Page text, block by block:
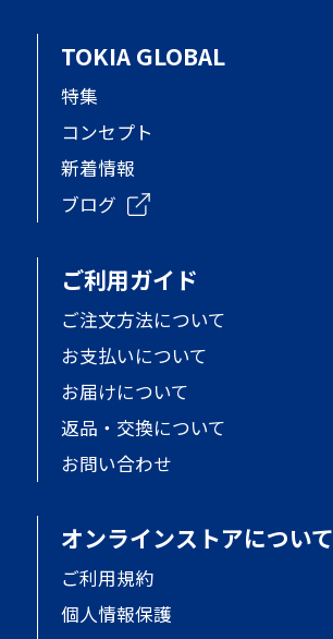
TOKIA GLOBAL
特集
コンセプト
新着情報
ブログ
ご利用ガイド
ご注文方法について
お支払いについて
お届けについて
返品・交換について
お問い合わせ
オンラインストアについて
ご利用規約
個人情報保護